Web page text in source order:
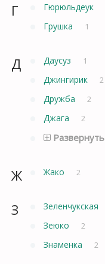
Г Гюрюльдеук
Грушка 1
Д Даусуз 1
Джингирик 2
Дружба 2
Джага 2
Развернуть
Ж Жако 2
З Зеленчукская
Зеюко 2
Знаменка 2